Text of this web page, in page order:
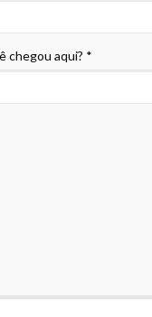
chegou aqui? *